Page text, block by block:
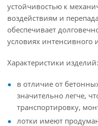
устойчивостью к
воздействиям и
обеспечивает
условиях интенсивного
Характеристики изделий:
в отличие от
значительно легче,
транспортировку,
лотки имеют